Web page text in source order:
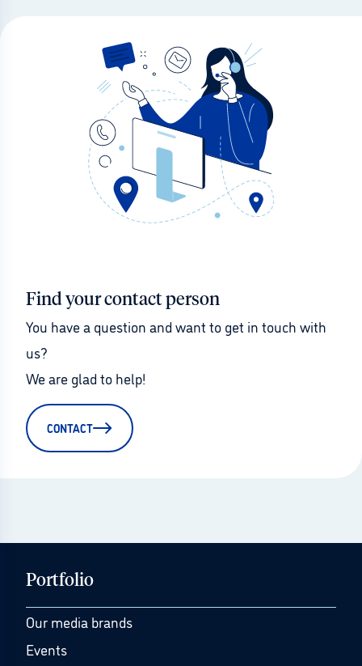
Find your contact person
You have a question and want to get in touch with
us?
We are glad to help!
CONTACT
Portfolio
Our media brands
Events